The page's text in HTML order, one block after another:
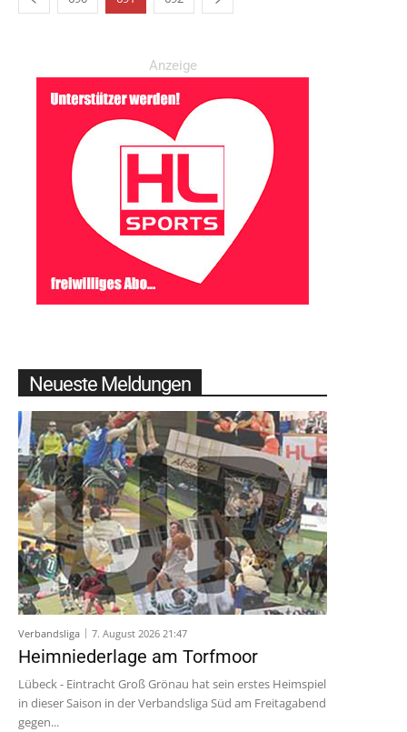
Anzeige
Neueste Meldungen
Verbandsliga 7. August 2026 21:47
Heimniederlage am Torfmoor
Lübeck - Eintracht Groß Grönau hat sein erstes Heimspiel
in dieser Saison in der Verbandsliga Süd am Freitagabend
gegen...